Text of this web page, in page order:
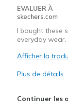
Width
Sizing
View On Shoes
EVALUER À
skechers.com
I bought these
everyday wear.
Afficher la
Plus de détails
Continuer les